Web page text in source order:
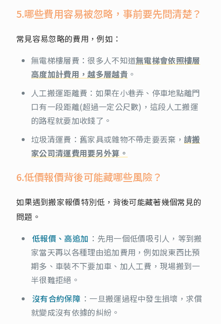
5.哪些費用容易被忽略，事前要先問清楚？
常見容易忽略的費用，例如：
無電梯樓層費：很多人不知道無電梯會依照樓層
高度加計費用，越多層越貴。
人工搬運距離費：如果在小巷弄、停車地點離門
口有一段距離(超過一定公尺數)，這段人工搬運
的路程就要加收錢了。
垃圾清運費：舊家具或雜物不帶走要丟棄，請搬
家公司清運費用要另外算。
6.低價報價背後可能藏哪些風險？
如果遇到搬家報價特別低，背後可能藏著幾個常見的
問題。
低報價、高追加 ：先用一個低價吸引人，等到搬
家當天再以各種理由追加費用，例如說東西比預
期多、車裝不下要加車、加人工費，現場搬到一
半很難拒絕。
沒有合約保障 ：一旦搬運過程中發生損壞，求償
就變成沒有依據的糾紛。